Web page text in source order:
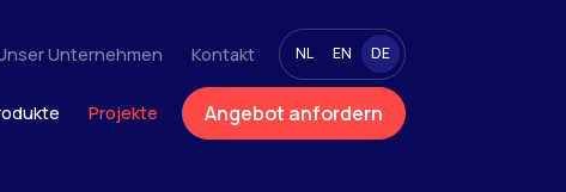
Unternehmen Kontakt NL EN DE
Projekte Angebot anfordern